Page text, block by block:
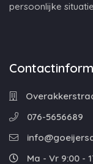
persoonlijke
076-5656689
Ma - Vr 9:00 -